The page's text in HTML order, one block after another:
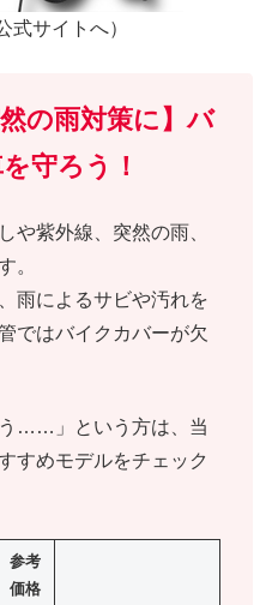
式サイトへ）
の雨対策に】バ
守ろう！
や紫外線、突然の雨、
。
雨によるサビや汚れを
ではバイクカバーが欠
う……」という方は、当
すめモデルをチェック
参考
価格